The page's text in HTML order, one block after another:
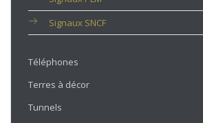
Signaux SNCF
Téléphones
Terres à décor
Tunnels